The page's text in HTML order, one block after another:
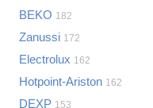
Indesit
JBL
Проблемы по категориям
Сотовые телефоны
BEKO 182
Zanussi 172
Electrolux 162
Hotpoint-Ariston 162
DEXP 153